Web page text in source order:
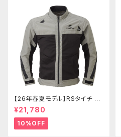
【26年春夏モデル】RSタイチ RS
J345 トルクエアージャケット
¥21,780
10%OFF